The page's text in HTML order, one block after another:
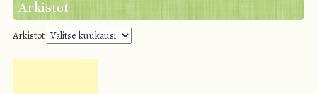
Arkistot
Arkistot